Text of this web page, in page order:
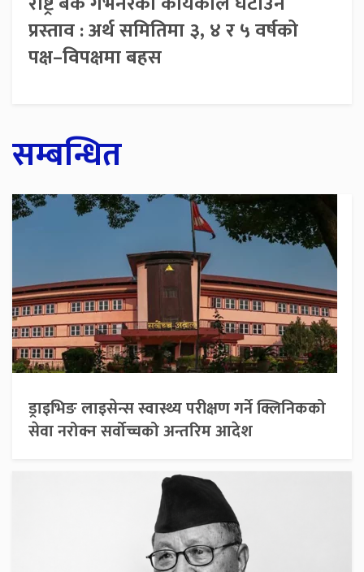
प्रस्ताव : अर्थ समितिमा ३, ४ र ५ वर्षको
पक्ष–विपक्षमा बहस
सम्बन्धित
ड्राइभिङ लाइसेन्स स्वास्थ्य परीक्षण गर्ने क्लिनिकको
सेवा नरोक्न सर्वोच्चको अन्तरिम आदेश